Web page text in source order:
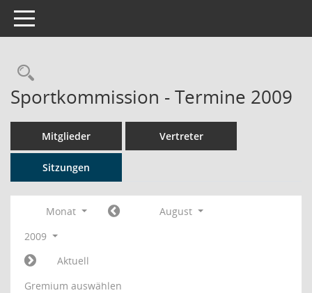
Toggle navigation
Rechercheauswahl
Sportkommission - Termine 2009
Mitglieder Vertreter
Sitzungen
Monat
August
2009
Aktuell
Gremium auswählen